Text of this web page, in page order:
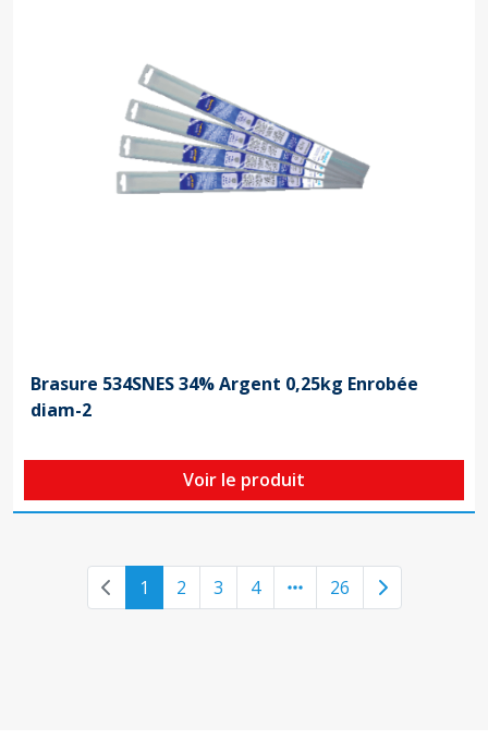
Brasure 534SNES 34% Argent 0,25kg Enrobée
diam-2
Voir le produit
Previous page
1 2 3 4 26 Next page